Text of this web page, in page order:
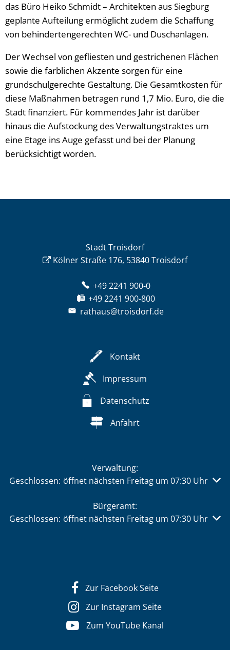
das Büro Heiko Schmidt – Architekten aus Siegburg
geplante Aufteilung ermöglicht zudem die Schaffung
von behindertengerechten WC- und Duschanlagen.
Der Wechsel von gefliesten und gestrichenen Flächen
sowie die farblichen Akzente sorgen für eine
grundschulgerechte Gestaltung. Die Gesamtkosten für
diese Maßnahmen betragen rund 1,7 Mio. Euro, die die
Stadt finanziert. Für kommendes Jahr ist darüber
hinaus die Aufstockung des Verwaltungstraktes um
eine Etage ins Auge gefasst und bei der Planung
berücksichtigt worden.
Stadt Troisdorf
Kölner Straße 176, 53840 Troisdorf
+49 2241 900-0
+49 2241 900-800
rathaus@troisdorf.de
Kontakt
Impressum
Datenschutz
Anfahrt
Verwaltung:
Klicken, um weitere Öffnungs- oder Schließzeiten
Geschlossen: öffnet nächsten Freitag um 07:30 Uhr
Bürgeramt:
Klicken, um weitere Öffnungs- oder Schließzeiten
Geschlossen: öffnet nächsten Freitag um 07:30 Uhr
Zur Facebook Seite
Zur Instagram Seite
Zum YouTube Kanal